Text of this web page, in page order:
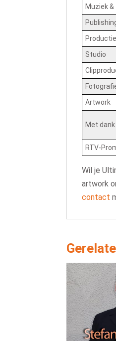
Muziek
Productie
Studio
Artwork
Met dank
RTV-
Wil je
artwork
contact